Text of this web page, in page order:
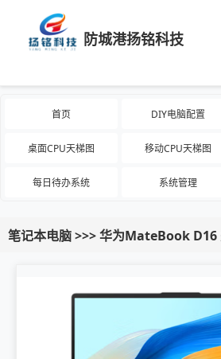
防城港扬铭科技
首页 DIY电脑配置
桌面CPU天梯图 移动CPU天梯图
每日待办系统 系统管理
笔记本电脑 >>> 华为MateBook D16